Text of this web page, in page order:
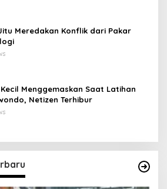
Meredakan Konflik dari Pakar
Menggemaskan Saat Latihan
Netizen Terhibur